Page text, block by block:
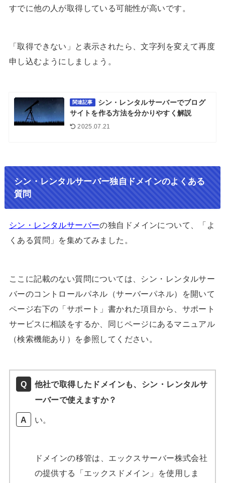
すでに他の人が取得している可能性が高いです。
「取得できない」と表示されたら、文字列を変えて再度
申し込むようにしましょう。
関連記事
シン・レンタルサーバーでブログ
サイトを作る方法を分かりやすく解説
2025.07.21
シン・レンタルサーバー独自ドメインのよくある
質問
シン・レンタルサーバーの独自ドメインについて、「よ
くある質問」を集めてみました。
ここに記載のない質問については、シン・レンタルサー
バーのコントロールパネル（サーバーパネル）を開いて
ページ右下の「サポート」書かれた項目から、サポート
サービスに相談をするか、同じページにあるマニュアル
（検索機能あり）を参照してください。
他社で取得したドメインも、シン・レンタルサ
ーバーで使えますか？
い。
ドメインの移管は、エックスサーバー株式会社
の提供する「エックスドメイン」を使用しま